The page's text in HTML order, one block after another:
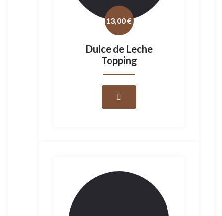
13,00€
Dulce de Leche
Topping